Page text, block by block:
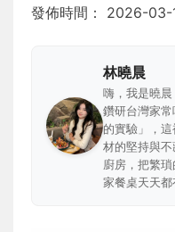
發佈時間： 2026-03-
林曉晨
嗨，我是曉
鑽研台灣家
的實驗」，
材的堅持與
廚房，把繁
家餐桌天天都